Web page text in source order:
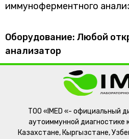
иммуноферментного
Оборудование: Любой
анализатор
ТОО «IMED «- официальный
аутоиммунной диагностике
Казахстане, Кыргызстане,